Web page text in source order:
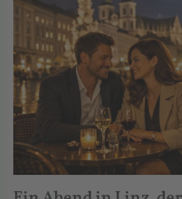
mehr
Gesellschaft
bietet
–
entdecken
Sie
neue
der